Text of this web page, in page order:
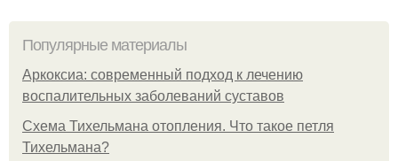
Популярные материалы
Аркоксиа: современный подход к лечению
воспалительных заболеваний суставов
Схема Тихельмана отопления. Что такое петля
Тихельмана?